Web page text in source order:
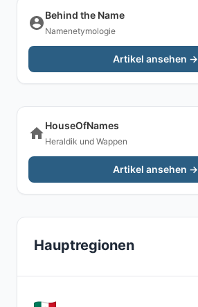
Behind the Name
Namenetymologie
Artikel ansehen →
HouseOfNames
Heraldik und Wappen
Artikel ansehen →
Hauptregionen